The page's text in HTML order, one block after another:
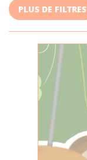
PLUS DE FILTRES